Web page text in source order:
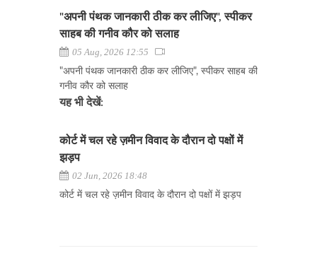
"अपनी पंथक जानकारी ठीक कर लीजिए", स्पीकर
साहब की गनीव कौर को सलाह
05 Aug, 2026 12:55
"अपनी पंथक जानकारी ठीक कर लीजिए", स्पीकर साहब की
गनीव कौर को सलाह
यह भी देखें:
कोर्ट में चल रहे ज़मीन विवाद के दौरान दो पक्षों में
झड़प
02 Jun, 2026 18:48
कोर्ट में चल रहे ज़मीन विवाद के दौरान दो पक्षों में झड़प